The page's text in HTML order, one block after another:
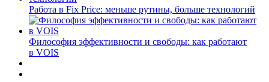
Работа в Fix Price: меньше рутины, больше технологий
Философия эффективности и свободы: как работают
в VOIS